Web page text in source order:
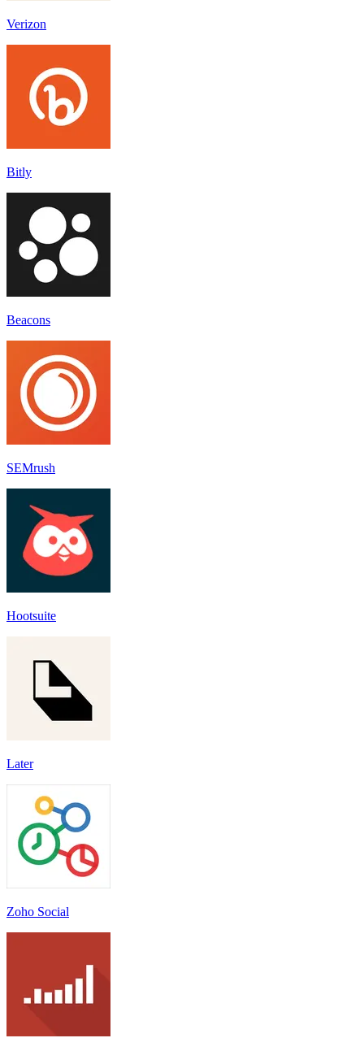
Verizon
Bitly
Beacons
SEMrush
Hootsuite
Later
Zoho Social